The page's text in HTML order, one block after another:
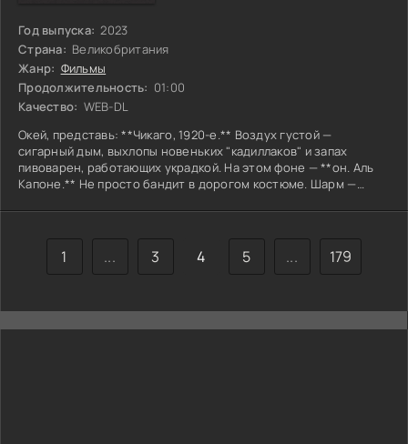
Год выпуска: 2023
Страна: Великобритания
Жанр: Фильмы
Продолжительность: 01:00
Качество: WEB-DL
Окей, представь: **Чикаго, 1920-е.** Воздух густой —
сигарный дым, выхлопы новеньких "кадиллаков" и запах
пивоварен, работающих украдкой. На этом фоне — **он. Аль
Капоне.** Не просто бандит в дорогом костюме. Шарм —
озеро Мичиган. Он строит не банду, а **тень
Что его движет? **Контроль.** Не просто деньги, а власть
над хаосом Сухого закона. Каждый пустой бокал в баре — его
1 ... 3 4 5 ... 179